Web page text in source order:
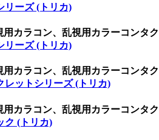
リーズ (トリカ)
カラコン、乱視用カラーコンタ
リーズ (トリカ)
カラコン、乱視用カラーコンタ
レットシリーズ (トリカ)
カラコン、乱視用カラーコンタ
ク (トリカ)